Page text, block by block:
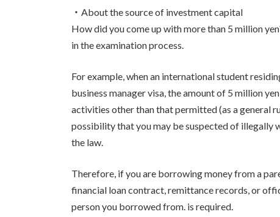
・About the source of investment capital
How did you come up with more than 5 million
in the examination process.
For example, when an international student
business manager visa, the amount of 5 million
activities other than that permitted (as a general
possibility that you may be suspected of illegally
the law.
Therefore, if you are borrowing money from a
financial loan contract, remittance records, or
person you borrowed from. is required.